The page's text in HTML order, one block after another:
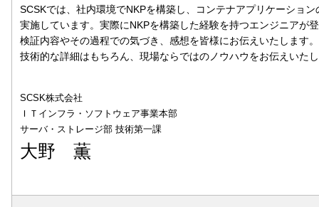
SCSKでは、社内環境でNKPを構築し、コンテナアプリケーション
実施しています。実際にNKPを構築した経験を持つエンジニアが
検証内容やその過程での気づき、感想を皆様にお伝えいたします。
技術的な詳細はもちろん、現場ならではのノウハウをお伝えいた
SCSK株式会社
ＩＴインフラ・ソフトウェア事業本部
サーバ・ストレージ部 技術第一課
大野 薫